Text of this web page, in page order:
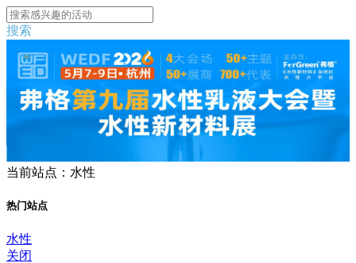
搜索
当前站点：水性
热门站点
水性
关闭